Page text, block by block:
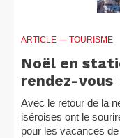
ARTICLE — TOURISME
Noël en
rendez-vous
Avec le retour de la
iséroises ont le
pour les vacances